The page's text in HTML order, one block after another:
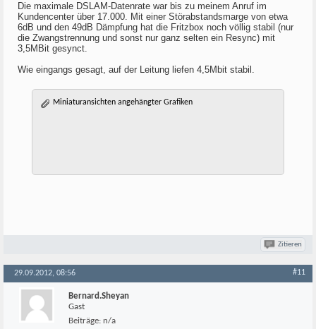
Die maximale DSLAM-Datenrate war bis zu meinem Anruf im
Kundencenter über 17.000. Mit einer Störabstandsmarge von etwa
6dB und den 49dB Dämpfung hat die Fritzbox noch völlig stabil (nur
die Zwangstrennung und sonst nur ganz selten ein Resync) mit
3,5MBit gesynct.
Wie eingangs gesagt, auf der Leitung liefen 4,5Mbit stabil.
Miniaturansichten angehängter Grafiken
Zitieren
29.09.2012, 08:56 #11
Bernard.Sheyan
Gast
Beiträge: n/a